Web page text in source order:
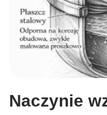
Naczynie